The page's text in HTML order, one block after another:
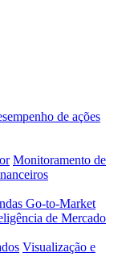
de ações
Monitoramento de
Go-to-Market
de Mercado
Visualização e